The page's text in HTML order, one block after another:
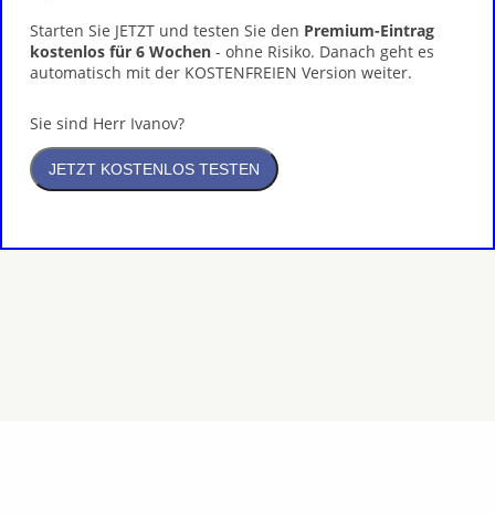
Starten Sie JETZT und testen Sie den Premium-Eintrag
kostenlos für 6 Wochen - ohne Risiko. Danach geht es
automatisch mit der KOSTENFREIEN Version weiter.
Sie sind Herr Ivanov?